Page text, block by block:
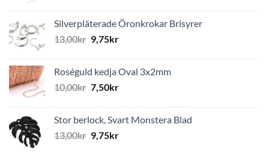
Silverpläterade Öronkrokar Brisyrer
13,00kr 9,75kr
Roséguld kedja Oval 3x2mm
10,00kr 7,50kr
Stor berlock, Svart Monstera Blad
13,00kr 9,75kr